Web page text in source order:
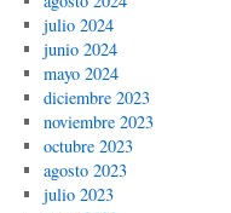
julio 2024
junio 2024
mayo 2024
diciembre 2023
noviembre 2023
octubre 2023
agosto 2023
julio 2023